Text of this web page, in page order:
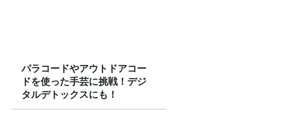
パラコードやアウトドアコー
ドを使った手芸に挑戦！デジ
タルデトックスにも！